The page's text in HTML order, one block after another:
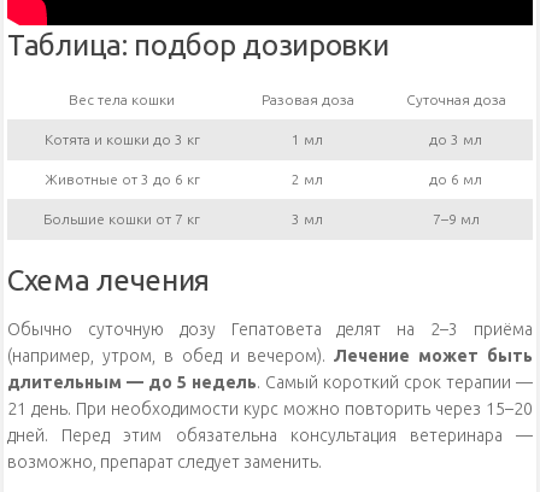
Таблица: подбор дозировки
Вес тела кошки Разовая доза Суточная доза
Котята и кошки до 3 кг 1 мл до 3 мл
Животные от 3 до 6 кг 2 мл до 6 мл
Большие кошки от 7 кг 3 мл 7–9 мл
Схема лечения
Обычно суточную дозу Гепатовета делят на 2–3 приёма
(например, утром, в обед и вечером).Лечение может быть
длительным — до 5 недель. Самый короткий срок терапии —
21 день. При необходимости курс можно повторить через 15–20
дней. Перед этим обязательна консультация ветеринара —
возможно, препарат следует заменить.